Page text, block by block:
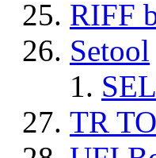
RIFF
Setool
TR